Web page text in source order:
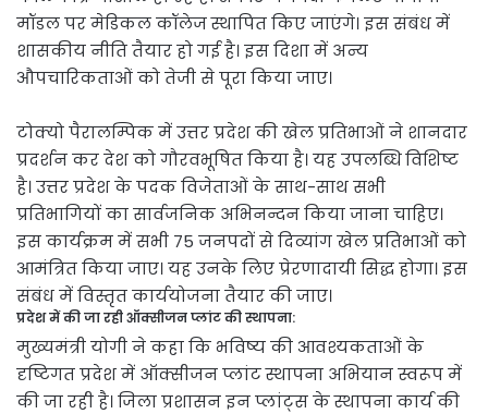
मॉडल पर मेडिकल कॉलेज स्थापित किए जाएंगे। इस संबंध में
शासकीय नीति तैयार हो गई है। इस दिशा में अन्य
औपचारिकताओं को तेजी से पूरा किया जाए।
टोक्यो पैरालम्पिक में उत्तर प्रदेश की खेल प्रतिभाओं ने शानदार
प्रदर्शन कर देश को गौरवभूषित किया है। यह उपलब्धि विशिष्ट
है। उत्तर प्रदेश के पदक विजेताओं के साथ-साथ सभी
प्रतिभागियों का सार्वजनिक अभिनन्दन किया जाना चाहिए।
इस कार्यक्रम में सभी 75 जनपदों से दिव्यांग खेल प्रतिभाओं को
आमंत्रित किया जाए। यह उनके लिए प्रेरणादायी सिद्ध होगा। इस
संबंध में विस्तृत कार्ययोजना तैयार की जाए।
प्रदेश में की जा रही ऑक्सीजन प्लांट की स्थापना:
मुख्यमंत्री योगी ने कहा कि भविष्य की आवश्यकताओं के
दृष्टिगत प्रदेश में ऑक्सीजन प्लांट स्थापना अभियान स्वरूप में
की जा रही है। जिला प्रशासन इन प्लांट्स के स्थापना कार्य की